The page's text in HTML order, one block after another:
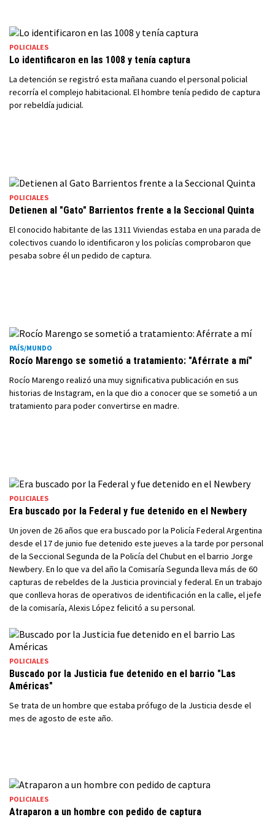
POLICIALES
Lo identificaron en las 1008 y tenía captura
La detención se registró esta mañana cuando el personal policial
recorría el complejo habitacional. El hombre tenía pedido de captura
por rebeldía judicial.
POLICIALES
Detienen al "Gato" Barrientos frente a la Seccional Quinta
El conocido habitante de las 1311 Viviendas estaba en una parada de
colectivos cuando lo identificaron y los policías comprobaron que
pesaba sobre él un pedido de captura.
PAÍS/MUNDO
Rocío Marengo se sometió a tratamiento: "Aférrate a mí"
Rocío Marengo realizó una muy significativa publicación en sus
historias de Instagram, en la que dio a conocer que se sometió a un
tratamiento para poder convertirse en madre.
POLICIALES
Era buscado por la Federal y fue detenido en el Newbery
Un joven de 26 años que era buscado por la Policía Federal Argentina
desde el 17 de junio fue detenido este jueves a la tarde por personal
de la Seccional Segunda de la Policía del Chubut en el barrio Jorge
Newbery. En lo que va del año la Comisaría Segunda lleva más de 60
capturas de rebeldes de la Justicia provincial y federal. En un trabajo
que conlleva horas de operativos de identificación en la calle, el jefe
de la comisaría, Alexis López felicitó a su personal.
POLICIALES
Buscado por la Justicia fue detenido en el barrio "Las
Américas"
Se trata de un hombre que estaba prófugo de la Justicia desde el
mes de agosto de este año.
POLICIALES
Atraparon a un hombre con pedido de captura